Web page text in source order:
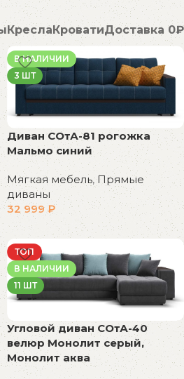
КреслаКроватиДоставка 0₽
В НАЛИЧИИ
3 ШТ
Диван СОтА-81 рогожка
Мальмо синий
Мягкая мебель,Прямые
диваны
32 999₽
В корзину
ТОП
В НАЛИЧИИ
11 ШТ
Угловой диван СОтА-40
велюр Монолит серый,
Монолит аква